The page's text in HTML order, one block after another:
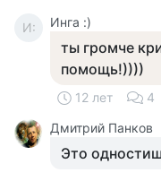
И: Инга :)
ты громче
помощь!))))
12 лет 4
Дмитрий Панков
Это